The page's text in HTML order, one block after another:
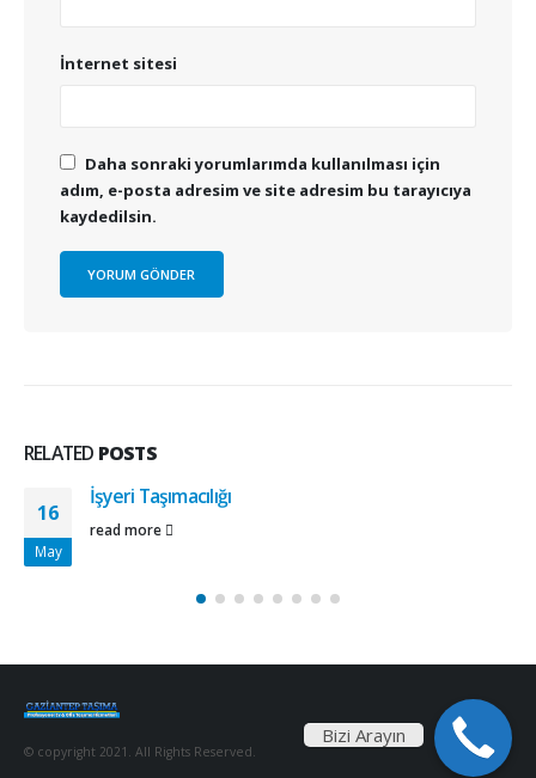
İnternet sitesi
Daha sonraki yorumlarımda kullanılması için
adım, e-posta adresim ve site adresim bu tarayıcıya
kaydedilsin.
RELATED POSTS
16
May
İşyeri Taşımacılığı
read more
© copyright 2021. All Rights Reserved.
Bizi Arayın